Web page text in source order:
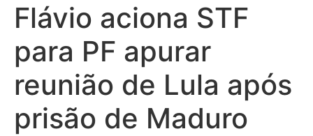
Flávio aciona STF
para PF apurar
reunião de Lula após
prisão de Maduro